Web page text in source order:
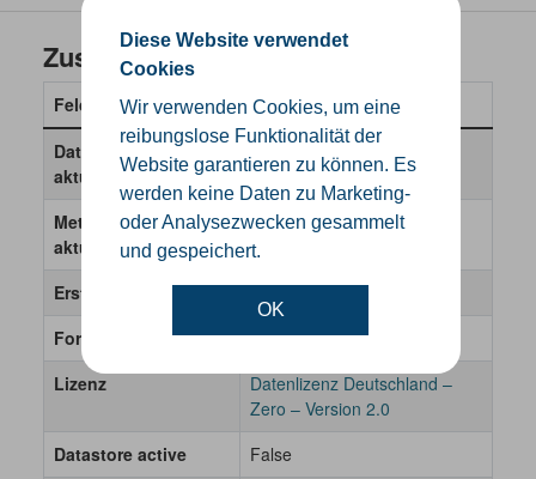
Diese Website verwendet
Cookies
Wir verwenden Cookies, um eine
reibungslose Funktionalität der
Website garantieren zu können. Es
werden keine Daten zu Marketing-
oder Analysezwecken gesammelt
und gespeichert.
OK
Zusätzliche Informationen
Feld
Wert
Daten wurden zuletzt
aktualisiert
8. Mai 2026
Metadaten zuletzt
aktualisiert
11. April 2024
Erstellt
26. Oktober 2023
Format
SHP
Lizenz
Datenlizenz Deutschland –
Zero – Version 2.0
Datastore active
False